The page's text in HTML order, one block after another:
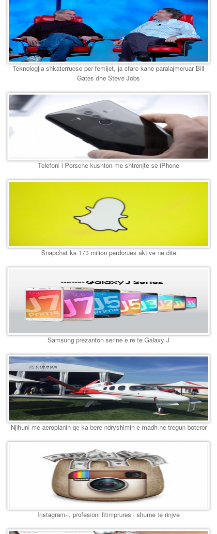
Teknologjia shkaterruese per femijet, ja cfare kane paralajmeruar Bill
Gates dhe Steve Jobs
Telefoni i Porsche kushton me shtrenjte se iPhone
Snapchat ka 173 milion perdorues aktive ne dite
Samsung prezanton serine e re te Galaxy J
Njihuni me aeroplanin qe ka bere ndryshimin e madh ne tregun boteror
Instagram-i, profesioni fitimprures i shume te rinjve